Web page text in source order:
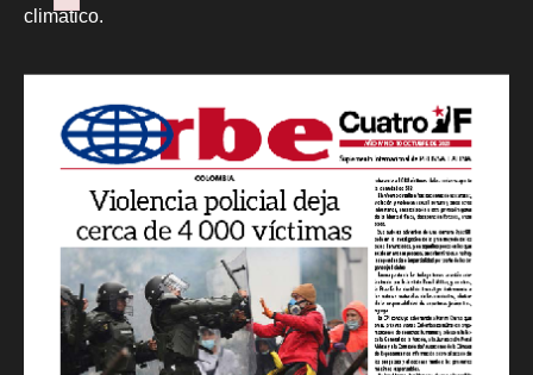
climático.
Failed to initialize plugin: wplink